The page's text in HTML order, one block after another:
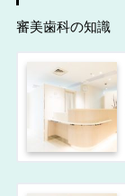
審美歯科の知識